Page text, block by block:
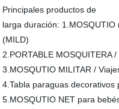
Principales productos de
larga duración:
(MILD)
2.PORTABLE MOSQUITERA
3.MOSQUTIO MILITAR /
4.Tabla paraguas decorativos
5.MOSQUTIO NET para